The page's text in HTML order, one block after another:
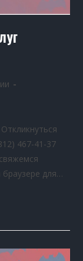
467-41-37
для…